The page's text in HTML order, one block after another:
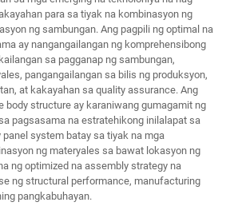
para sa tiyak na kombinasyon ng
ng sambungan. Ang pagpili ng optimal na
ay nangangailangan ng komprehensibong
sa pagganap ng sambungan,
pangangailangan sa bilis ng produksyon,
at kakayahan sa quality assurance. Ang
body structure ay karaniwang gumagamit ng
pagsasama na estratehikong inilalapat sa
panel system batay sa tiyak na mga
ng materyales sa bawat lokasyon ng
ng optimized na assembly strategy na
ng structural performance, manufacturing
pangkabuhayan.